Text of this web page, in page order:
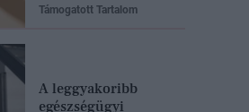
Támogatott Tartalom
A leggyakoribb
egészségügyi